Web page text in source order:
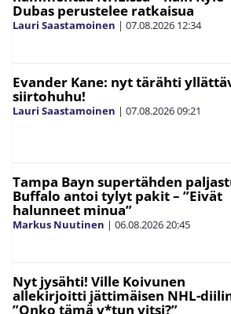
Dubas perustelee ratkaisua
Lauri Saastamoinen | 07.08.2026 12:34
Evander Kane: nyt tärähti
siirtohuhu!
Lauri Saastamoinen | 07.08.202609:21
Tampa Bayn supertähden
Buffalo antoi tylyt pakit – ”Eivät
halunneet minua”
Markus Nuutinen | 06.08.202620:45
Nyt jysähti! Ville Koivunen
allekirjoitti jättimäisen NHL-
”Onko tämä v*tun vitsi?”